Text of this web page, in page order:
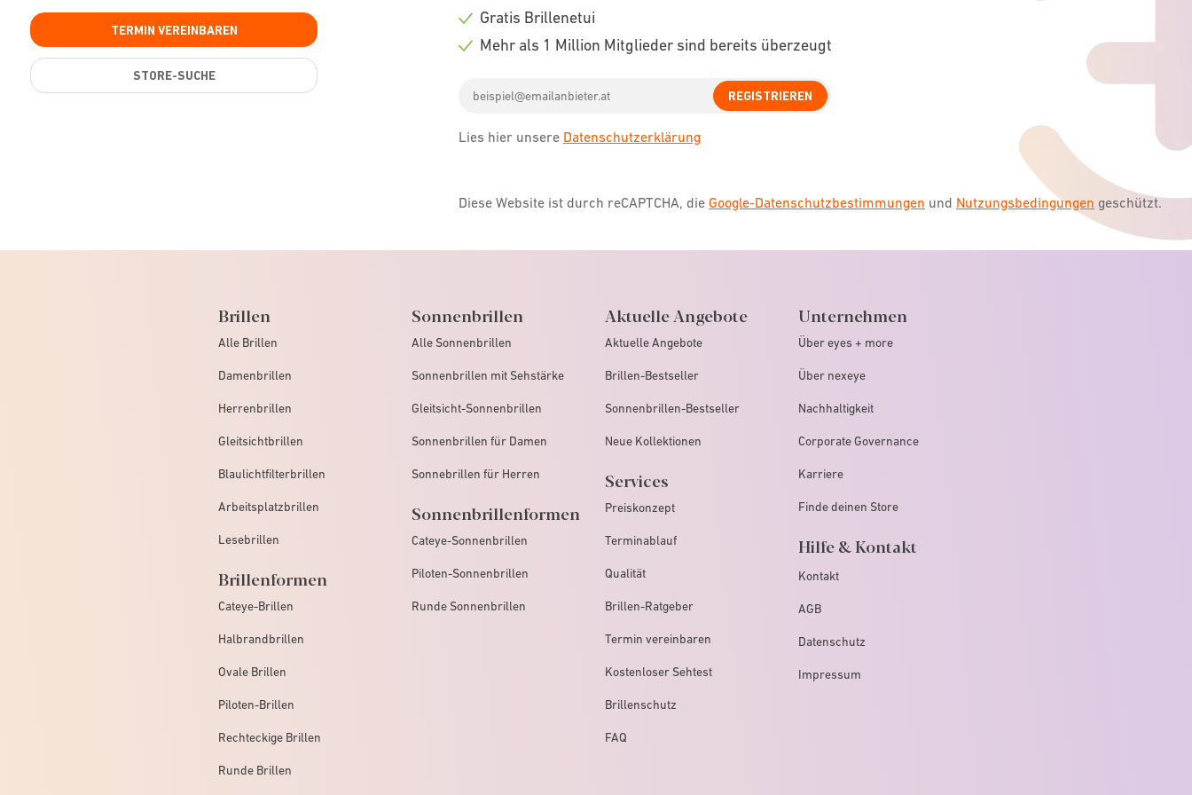
TERMIN VEREINBAREN
STORE-SUCHE
Check
Check
Gratis Brillenetui
Mehr als 1 Million Mitglieder sind bereits überzeugt
address
REGISTRIEREN
Lies hier unsere Datenschutzerklärung
Diese Website ist durch reCAPTCHA, die Google-Datenschutzbestimmungen und Nutzungsbedingungen geschützt.
Brillen
Alle Brillen
Damenbrillen
Herrenbrillen
Gleitsichtbrillen
Blaulichtfilterbrillen
Arbeitsplatzbrillen
Lesebrillen
Brillenformen
Cateye-Brillen
Halbrandbrillen
Ovale Brillen
Piloten-Brillen
Rechteckige Brillen
Runde Brillen
Sonnenbrillen
Alle Sonnenbrillen
Sonnenbrillen mit Sehstärke
Gleitsicht-Sonnenbrillen
Sonnenbrillen für Damen
Sonnebrillen für Herren
Sonnenbrillenformen
Cateye-Sonnenbrillen
Piloten-Sonnenbrillen
Runde Sonnenbrillen
Aktuelle Angebote
Aktuelle Angebote
Brillen-Bestseller
Sonnenbrillen-Bestseller
Neue Kollektionen
Services
Preiskonzept
Terminablauf
Qualität
Brillen-Ratgeber
Termin vereinbaren
Kostenloser Sehtest
Brillenschutz
FAQ
Unternehmen
Über eyes + more
Über nexeye
Nachhaltigkeit
Corporate Governance
Karriere
Finde deinen Store
Hilfe & Kontakt
Kontakt
AGB
Datenschutz
Impressum